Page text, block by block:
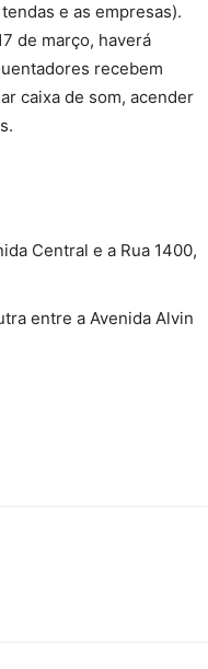
e as empresas).
de março, haverá
recebem
caixa de som, acender
Central e a Rua 1400,
entre a Avenida Alvin